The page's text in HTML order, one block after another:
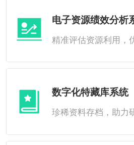
电子资源绩效分析
精准评估资源利用，
数字化特藏库系统
珍稀资料存档，助力